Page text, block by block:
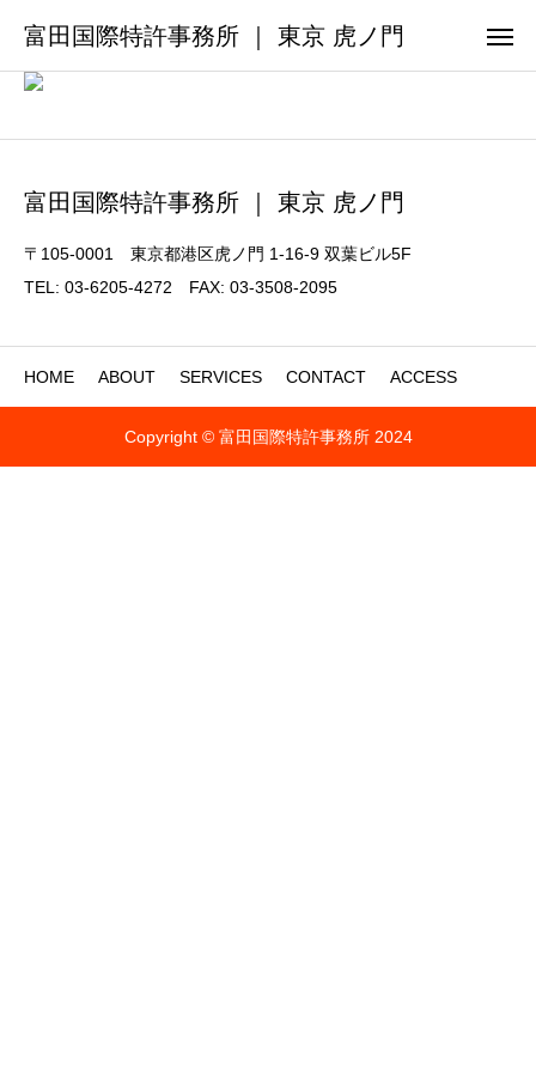
富田国際特許事務所 ｜ 東京 虎ノ門
富田国際特許事務所 ｜ 東京 虎ノ門
〒105-0001 東京都港区虎ノ門 1-16-9 双葉ビル5F
TEL: 03-6205-4272 FAX: 03-3508-2095
HOME ABOUT SERVICES CONTACT ACCESS
Copyright © 富田国際特許事務所 2024